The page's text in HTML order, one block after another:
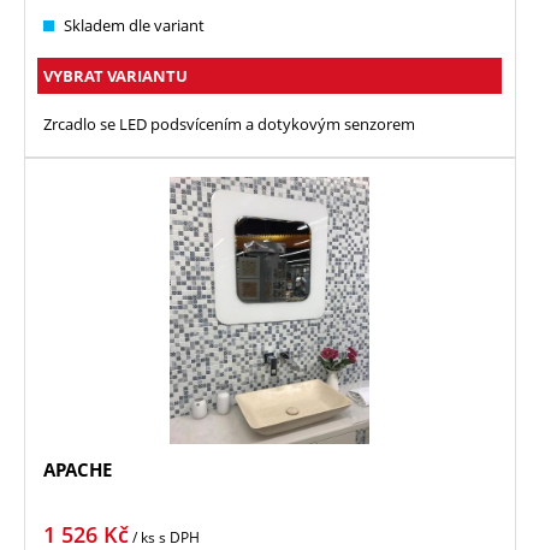
Skladem dle variant
VYBRAT VARIANTU
Zrcadlo se LED podsvícením a dotykovým senzorem
APACHE
1 526 Kč/ kss DPH